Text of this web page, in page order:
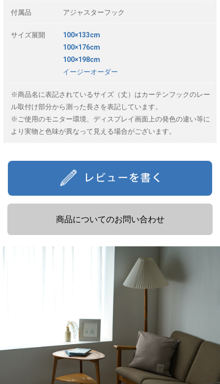
付属品 アジャスターフック
サイズ展開
100×133cm
100×176cm
100×198cm
イージーオーダー
※商品名に表記されているサイズ（丈）はカーテンフックのレー
ル取付け部分から測った長さを表記しています。
※ご使用のモニター環境、ディスプレイ画面上の発色の違い等に
より実物と色味が異なって見える場合がございます。
商品についてのお問い合わせ